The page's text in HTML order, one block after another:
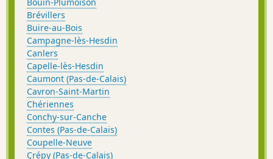
Brévillers
Buire-au-Bois
Campagne-lès-Hesdin
Canlers
Capelle-lès-Hesdin
Caumont (Pas-de-Calais)
Cavron-Saint-Martin
Chériennes
Conchy-sur-Canche
Contes (Pas-de-Calais)
Coupelle-Neuve
Crépy (Pas-de-Calais)